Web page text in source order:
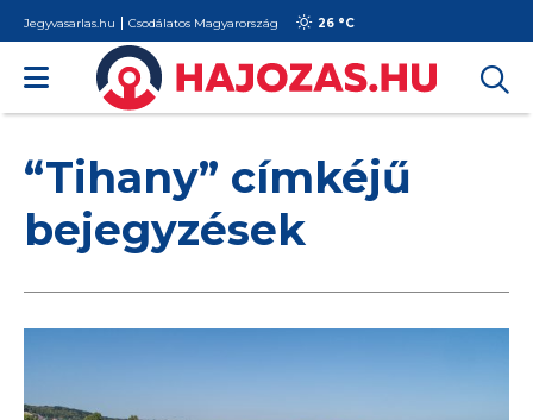
Jegyvasarlas.hu Csodálatos Magyarország 26 °C
“Tihany” címkéjű
bejegyzések